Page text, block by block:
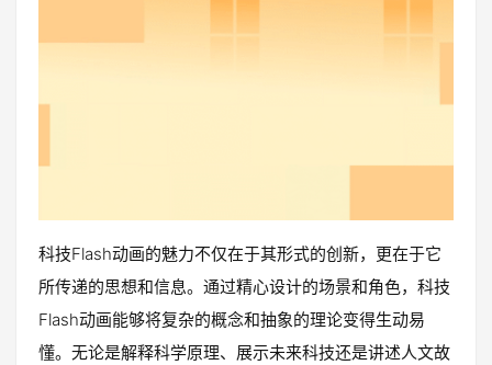
科技Flash动画的魅力不仅在于其形式的创新，更在于它
所传递的思想和信息。通过精心设计的场景和角色，科技
Flash动画能够将复杂的概念和抽象的理论变得生动易
懂。无论是解释科学原理、展示未来科技还是讲述人文故